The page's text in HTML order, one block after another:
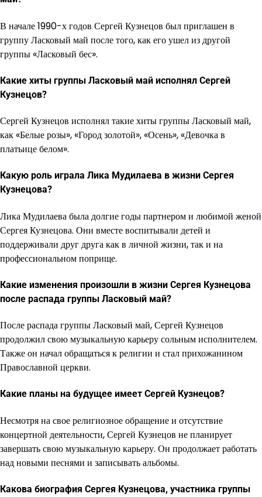
В начале 1990-х годов Сергей Кузнецов был приглашен в
группу Ласковый май после того, как его ушел из другой
группы «Ласковый бес».
Какие хиты группы Ласковый май исполнял Сергей
Кузнецов?
Сергей Кузнецов исполнял такие хиты группы Ласковый май,
как «Белые розы», «Город золотой», «Осень», «Девочка в
платьице белом».
Какую роль играла Лика Мудилаева в жизни Сергея
Кузнецова?
Лика Мудилаева была долгие годы партнером и любимой женой
Сергея Кузнецова. Они вместе воспитывали детей и
поддерживали друг друга как в личной жизни, так и на
профессиональном поприще.
Какие изменения произошли в жизни Сергея Кузнецова
после распада группы Ласковый май?
После распада группы Ласковый май, Сергей Кузнецов
продолжил свою музыкальную карьеру сольным исполнителем.
Также он начал обращаться к религии и стал прихожанином
Православной церкви.
Какие планы на будущее имеет Сергей Кузнецов?
Несмотря на свое религиозное обращение и отсутствие
концертной деятельности, Сергей Кузнецов не планирует
завершать свою музыкальную карьеру. Он продолжает работать
над новыми песнями и записывать альбомы.
Какова биография Сергея Кузнецова, участника группы